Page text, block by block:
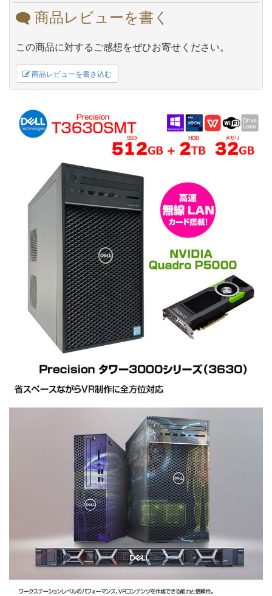
商品レビューを書く
この商品に対するご感想をぜひお寄せください。
商品レビューを書き込む